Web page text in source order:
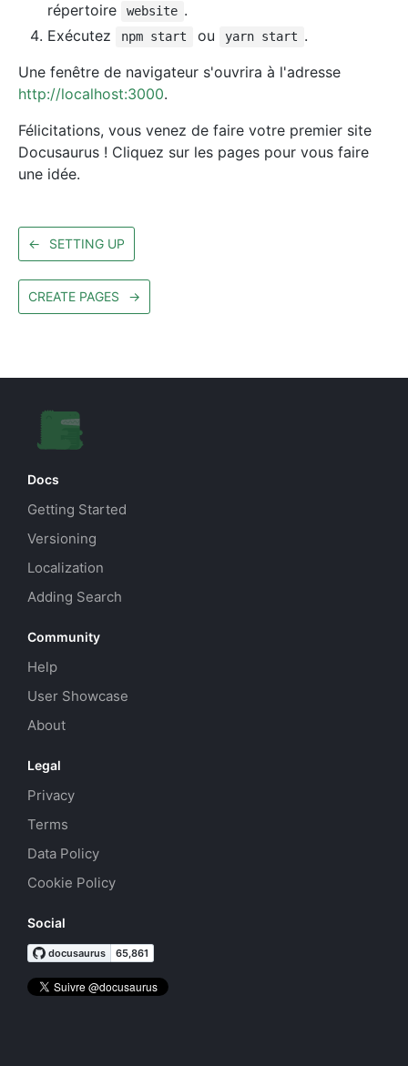
répertoire
website .
Exécutez
npm start ou yarn start .
Une fenêtre de navigateur s'ouvrira à l'adresse
http://localhost:3000.
Félicitations, vous venez de faire votre premier site
Docusaurus ! Cliquez sur les pages pour vous faire
une idée.
← SETTING UP
CREATE PAGES →
Docs
Getting Started
Versioning
Localization
Adding Search
Community
Help
User Showcase
About
Legal
Privacy
Terms
Data Policy
Cookie Policy
Social